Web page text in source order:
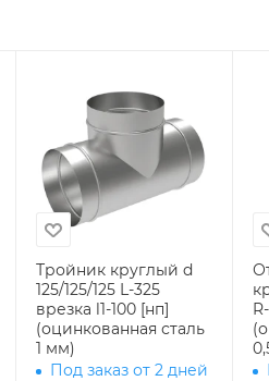
Тройник круглый d
125/125/125 L-325
врезка l1-100 [нп]
(оцинкованная сталь
1 мм)
Под заказ от 2 дней